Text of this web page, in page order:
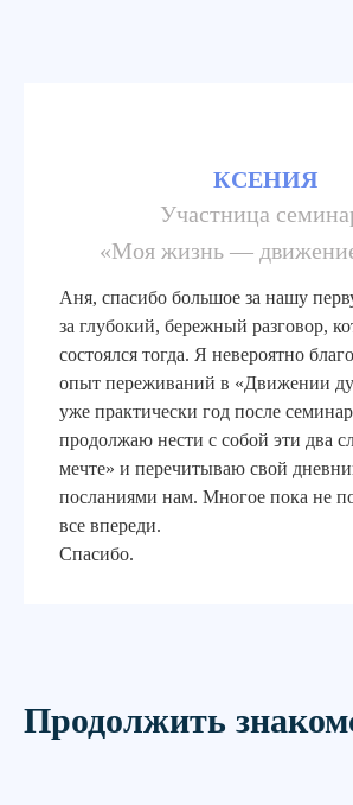
КСЕНИЯ
Участница
«Моя жизнь —
Аня, спасибо большое за нашу
за глубокий, бережный разговор,
состоялся тогда. Я невероятно
опыт переживаний в «Движении
уже практически год после
продолжаю нести с собой эти два
мечте» и перечитываю свой
посланиями нам. Многое пока не
все впереди.
Спасибо.
Продолжить